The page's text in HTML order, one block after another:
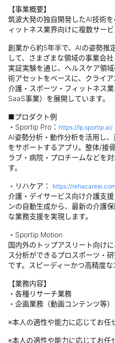
【事業概要】
筑波大発の独自開発したAI技術
ィットネス業界向けに複数サービ
創業から約5年半で、AIの姿勢推
して、さまざまな領域の事業会
実証実験を通じ、ヘルスケア領
術アセットをベースに、クライア
介護・スポーツ・フィットネス
SaaS事業）を展開しています。
■プロダクト例
・Sportip Pro： https://lp.sportip.ai/
AI姿勢分析・動作分析を活用し
をサポートするアプリ。整体/接
ラブ・病院・プロチームなどを
す。
・リハケア： https://
介護・デイサービス向け介護支
ンの自動生成から、最新の介護
な業務支援を実現します。
・Sportip Motion
国内外のトップアスリート向け
ス分析ができるプロスポーツ・
です。スピーディーかつ高精度
【業務内容】
・各種リサーチ業務
・企画業務（動画コンテンツ等）
※本人の適性や能力に応じてお任
※本人の適性や能力に応じてお任